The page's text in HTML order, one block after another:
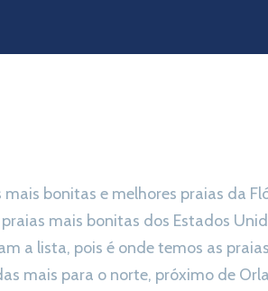
mais bonitas e melhores praias da
mais bonitas dos Estados
a lista, pois é onde temos as
mais para o norte, próximo de